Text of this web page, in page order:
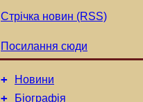
Стрічка новин (RSS)
Посилання сюди
+ Новини
+ Біографія